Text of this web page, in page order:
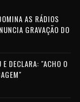
AS RÁDIOS
GRAVAÇÃO DO
DECLARA: "ACHO O